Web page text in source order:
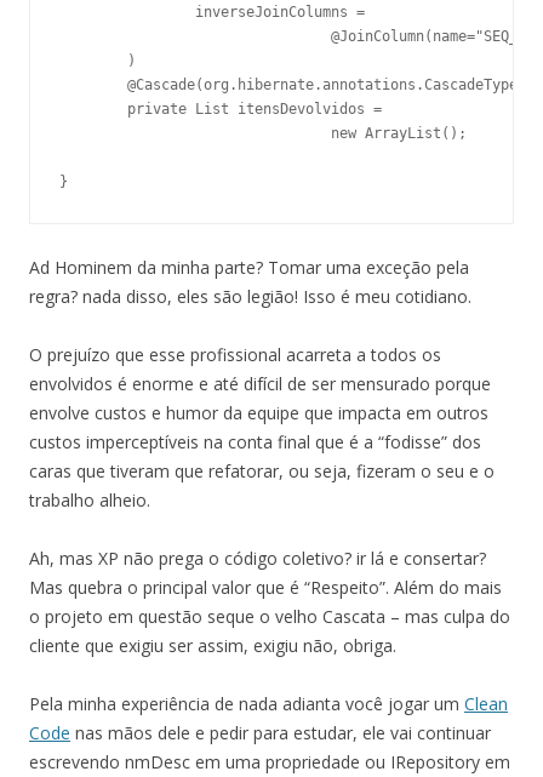
Ad Hominem da minha parte? Tomar uma exceção pela
regra? nada disso, eles são legião! Isso é meu cotidiano.
O prejuízo que esse profissional acarreta a todos os
envolvidos é enorme e até difícil de ser mensurado porque
envolve custos e humor da equipe que impacta em outros
custos imperceptíveis na conta final que é a “fodisse” dos
caras que tiveram que refatorar, ou seja, fizeram o seu e o
trabalho alheio.
Ah, mas XP não prega o código coletivo? ir lá e consertar?
Mas quebra o principal valor que é “Respeito”. Além do mais
o projeto em questão seque o velho Cascata – mas culpa do
cliente que exigiu ser assim, exigiu não, obriga.
Pela minha experiência de nada adianta você jogar um Clean
Code nas mãos dele e pedir para estudar, ele vai continuar
escrevendo nmDesc em uma propriedade ou IRepository em